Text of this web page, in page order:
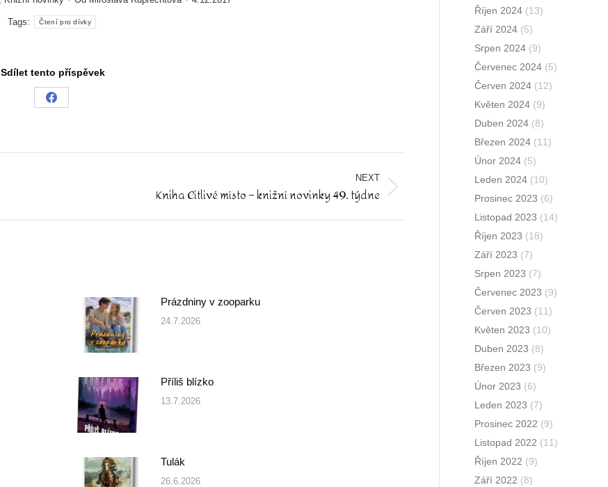
Tags: Čtení pro dívky
Sdílet tento příspěvek
Share
NEXT
Kniha Citlivé místo – knižní novinky 49. týdne
Prázdniny v zooparku
24.7.2026
Příliš blízko
13.7.2026
Tulák
26.6.2026
Říjen 2024 (13)
Září 2024 (5)
Srpen 2024 (9)
Červenec 2024 (5)
Červen 2024 (12)
Květen 2024 (9)
Duben 2024 (8)
Březen 2024 (11)
Únor 2024 (5)
Leden 2024 (10)
Prosinec 2023 (6)
Listopad 2023 (14)
Říjen 2023 (18)
Září 2023 (7)
Srpen 2023 (7)
Červenec 2023 (9)
Červen 2023 (11)
Květen 2023 (10)
Duben 2023 (8)
Březen 2023 (9)
Únor 2023 (6)
Leden 2023 (7)
Prosinec 2022 (9)
Listopad 2022 (11)
Říjen 2022 (9)
Září 2022 (8)